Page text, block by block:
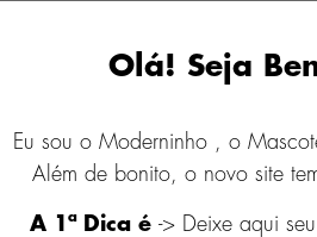
R$
Olá! Seja
Eu sou o Moderninho , o
Além de bonito, o novo site
A 1ª Dica é-> Deixe aqui